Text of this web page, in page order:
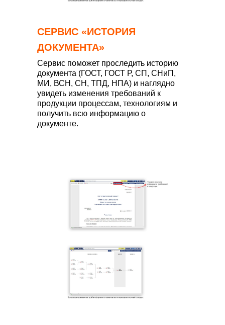
СЕРВИС «ИСТОРИЯ
ДОКУМЕНТА»
Сервис поможет проследить историю
документа (ГОСТ, ГОСТ Р, СП, СНиП,
МИ, ВСН, СН, ТПД, НПА) и наглядно
увидеть изменения требований к
продукции процессам, технологиям и
получить всю информацию о
документе.